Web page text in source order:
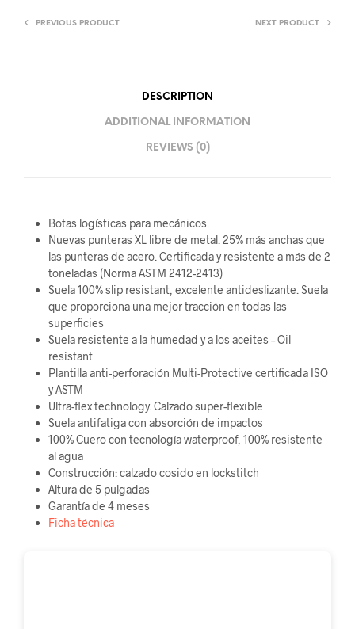
PREVIOUS PRODUCT NEXT PRODUCT
DESCRIPTION
ADDITIONAL INFORMATION
REVIEWS (0)
Botas logísticas para mecánicos.
Nuevas punteras XL libre de metal. 25% más anchas que
las punteras de acero. Certificada y resistente a más de 2
toneladas (Norma ASTM 2412-2413)
Suela 100% slip resistant, excelente antideslizante. Suela
que proporciona una mejor tracción en todas las
superficies
Suela resistente a la humedad y a los aceites – Oil
resistant
Plantilla anti-perforación Multi-Protective certificada ISO
y ASTM
Ultra-flex technology. Calzado super-flexible
Suela antifatiga con absorción de impactos
100% Cuero con tecnología waterproof, 100% resistente
al agua
Construcción: calzado cosido en lockstitch
Altura de 5 pulgadas
Garantía de 4 meses
Ficha técnica